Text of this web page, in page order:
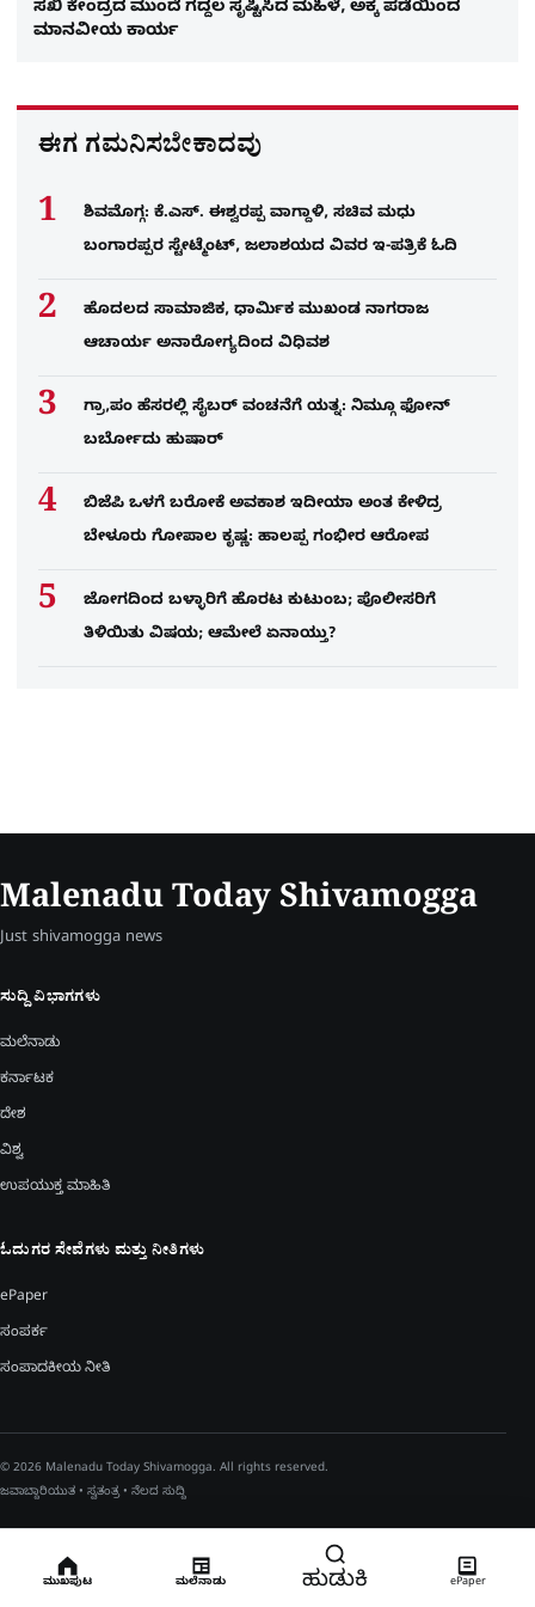
ಸಖಿ ಕೇಂದ್ರದ ಮುಂದೆ ಗದ್ದಲ ಸೃಷ್ಟಿಸಿದ ಮಹಿಳೆ, ಅಕ್ಕ ಪಡೆಯಿಂದ
ಮಾನವೀಯ ಕಾರ್ಯ
ಈಗ ಗಮನಿಸಬೇಕಾದವು
ಶಿವಮೊಗ್ಗ: ಕೆ.ಎಸ್. ಈಶ್ವರಪ್ಪ ವಾಗ್ದಾಳಿ, ಸಚಿವ ಮಧು
ಬಂಗಾರಪ್ಪರ ಸ್ಟೇಟ್ಮೆಂಟ್, ಜಲಾಶಯದ ವಿವರ ಇ-ಪತ್ರಿಕೆ ಓದಿ
ಹೊದಲದ ಸಾಮಾಜಿಕ, ಧಾರ್ಮಿಕ ಮುಖಂಡ ನಾಗರಾಜ
ಆಚಾರ್ಯ ಅನಾರೋಗ್ಯದಿಂದ ವಿಧಿವಶ
ಗ್ರಾ,ಪಂ ಹೆಸರಲ್ಲಿ ಸೈಬ‌ರ್ ವಂಚನೆಗೆ ಯತ್ನ: ನಿಮ್ಗೂ ಫೋನ್​
ಬರ್ಬೋದು ಹುಷಾರ್​​
ಬಿಜೆಪಿ ಒಳಗೆ ಬರೋಕೆ ಅವಕಾಶ ಇದೀಯಾ ಅಂತ ಕೇಳಿದ್ರ
ಬೇಳೂರು ಗೋಪಾಲ ಕೃಷ್ಣ: ಹಾಲಪ್ಪ ಗಂಭೀರ ಆರೋಪ
ಜೋಗದಿಂದ ಬಳ್ಳಾರಿಗೆ ಹೊರಟ ಕುಟುಂಬ; ಪೊಲೀಸರಿಗೆ
ತಿಳಿಯಿತು ವಿಷಯ; ಆಮೇಲೆ ಏನಾಯ್ತು?
Malenadu Today Shivamogga
Just shivamogga news
ಸುದ್ದಿ ವಿಭಾಗಗಳು
ಮಲೆನಾಡು
ಕರ್ನಾಟಕ
ದೇಶ
ವಿಶ್ವ
ಉಪಯುಕ್ತ ಮಾಹಿತಿ
ಓದುಗರ ಸೇವೆಗಳು ಮತ್ತು ನೀತಿಗಳು
ePaper
ಸಂಪರ್ಕ
ಸಂಪಾದಕೀಯ ನೀತಿ
© 2026 Malenadu Today Shivamogga. All rights reserved.
ಜವಾಬ್ದಾರಿಯುತ • ಸ್ವತಂತ್ರ • ನೆಲದ ಸುದ್ದಿ
ಮುಖಪುಟ ಮಲೆನಾಡು ಹುಡುಕಿ ePaper